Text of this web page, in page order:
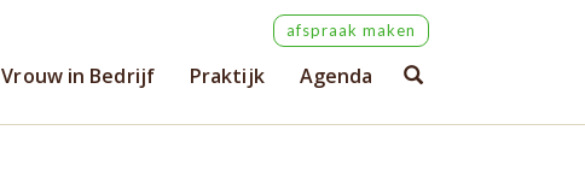
afspraak maken
Vrouw in Bedrijf Praktijk Agenda